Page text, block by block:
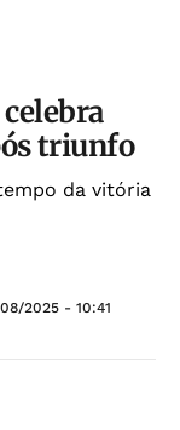
triunfo
da vitória
2025 - 10:41